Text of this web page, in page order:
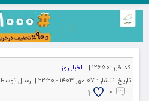
کد خبر: 12650 | اخبار روز|
تاریخ انتشار : ۰۷ مهر ۱۴۰۳ - ۲۲:۲۰ | ارسال
۰
1